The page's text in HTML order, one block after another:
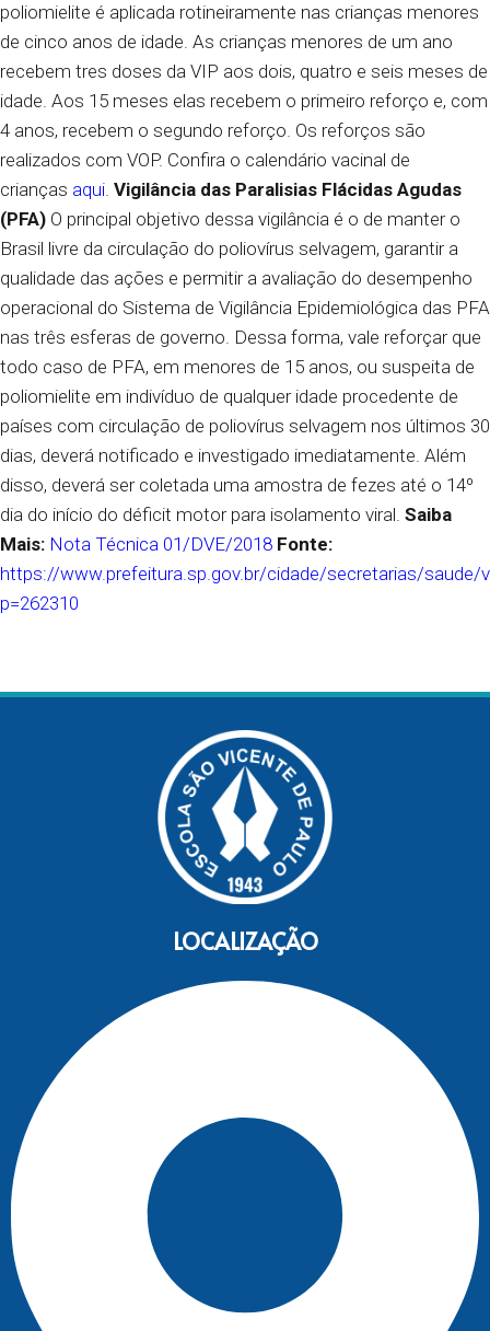
poliomielite é aplicada rotineiramente nas crianças menores
de cinco anos de idade. As crianças menores de um ano
recebem tres doses da VIP aos dois, quatro e seis meses de
idade. Aos 15 meses elas recebem o primeiro reforço e, com
4 anos, recebem o segundo reforço. Os reforços são
realizados com VOP. Confira o calendário vacinal de
crianças aqui. Vigilância das Paralisias Flácidas Agudas
(PFA) O principal objetivo dessa vigilância é o de manter o
Brasil livre da circulação do poliovírus selvagem, garantir a
qualidade das ações e permitir a avaliação do desempenho
operacional do Sistema de Vigilância Epidemiológica das PFA
nas três esferas de governo. Dessa forma, vale reforçar que
todo caso de PFA, em menores de 15 anos, ou suspeita de
poliomielite em indivíduo de qualquer idade procedente de
países com circulação de poliovírus selvagem nos últimos 30
dias, deverá notificado e investigado imediatamente. Além
disso, deverá ser coletada uma amostra de fezes até o 14º
dia do início do déficit motor para isolamento viral. Saiba
Mais: Nota Técnica 01/DVE/2018 Fonte:
https://www.prefeitura.sp.gov.br/cidade/secretarias/saude/
p=262310
LOCALIZAÇÃO